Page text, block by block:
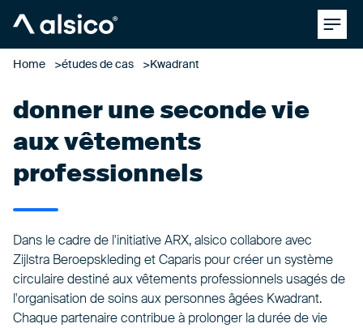
Home études de cas Kwadrant
donner une seconde vie
aux vêtements
professionnels
Dans le cadre de l'initiative ARX, alsico collabore avec
Zijlstra Beroepskleding et Caparis pour créer un système
circulaire destiné aux vêtements professionnels usagés de
l'organisation de soins aux personnes âgées Kwadrant.
Chaque partenaire contribue à prolonger la durée de vie